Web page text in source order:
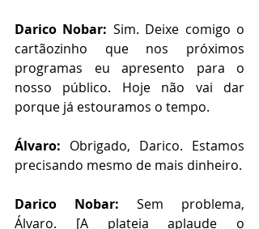
Darico Nobar: Sim. Deixe comigo o
cartãozinho que nos próximos
programas eu apresento para o
nosso público. Hoje não vai dar
porque já estouramos o tempo.
Álvaro: Obrigado, Darico. Estamos
precisando mesmo de mais dinheiro.
Darico Nobar: Sem problema,
Álvaro. [A plateia aplaude o